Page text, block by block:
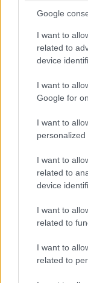
Google
I want to
related to
device
I want to
Google for
I want to
personalized
I want to
related to
device
I want to
related to
I want to
related to
¿Ves caras en
explicación
¿Por qué se